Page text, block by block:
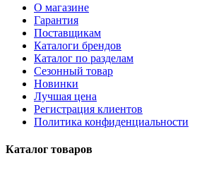
О магазине
Гарантия
Поставщикам
Каталоги брендов
Каталог по разделам
Сезонный товар
Новинки
Лучшая цена
Регистрация клиентов
Политика конфиденциальности
Каталог товаров